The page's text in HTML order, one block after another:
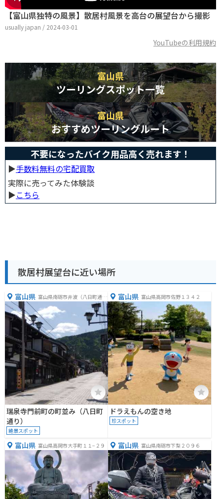
【富山県独特の風景】散居村風景を高台の展望台から撮影
usually japan / 2024-03-01
YouTubeの利用規約
富山県
ツーリングスポット一覧
富山県
おすすめツーリングルート
不要になったバイク用品高く売れます！
▶︎手数料無料の宅配買取
実際に売ってみた体験談
▶︎こちら
散居村展望台に近い場所
富山県 富山県南砺市井波（八日町通
瑞泉寺門前町の町並み（八日町
通り）
絶景スポット
富山県 富山県高岡市佐野１３４２
ドラえもんの空き地
珍スポット
富山県 富山県高岡市大手町１１−２９ 富山県 富山県南砺市下梨２０９６